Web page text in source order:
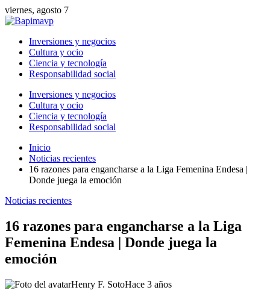
viernes, agosto 7
Inversiones y negocios
Cultura y ocio
Ciencia y tecnología
Responsabilidad social
Inversiones y negocios
Cultura y ocio
Ciencia y tecnología
Responsabilidad social
Inicio
Noticias recientes
16 razones para engancharse a la Liga Femenina Endesa |
Donde juega la emoción
Noticias recientes
16 razones para engancharse a la Liga
Femenina Endesa | Donde juega la
emoción
Henry F. SotoHace 3 años